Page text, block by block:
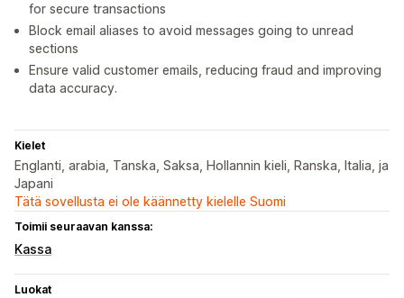
for secure transactions
Block email aliases to avoid messages going to unread
sections
Ensure valid customer emails, reducing fraud and improving
data accuracy.
Kielet
Englanti, arabia, Tanska, Saksa, Hollannin kieli, Ranska, Italia, ja
Japani
Tätä sovellusta ei ole käännetty kielelle Suomi
Toimii seuraavan kanssa:
Kassa
Luokat